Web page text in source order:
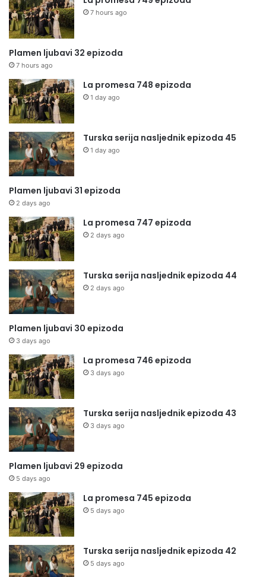
7 hours ago
Plamen ljubavi 32 epizoda
7 hours ago
La promesa 748 epizoda
1 day ago
Turska serija nasljednik epizoda 45
1 day ago
Plamen ljubavi 31 epizoda
2 days ago
La promesa 747 epizoda
2 days ago
Turska serija nasljednik epizoda 44
2 days ago
Plamen ljubavi 30 epizoda
3 days ago
La promesa 746 epizoda
3 days ago
Turska serija nasljednik epizoda 43
3 days ago
Plamen ljubavi 29 epizoda
5 days ago
La promesa 745 epizoda
5 days ago
Turska serija nasljednik epizoda 42
5 days ago